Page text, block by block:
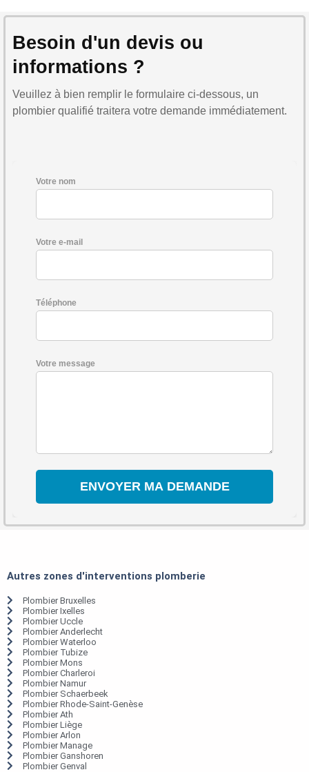
Besoin d'un devis ou
informations ?
Veuillez à bien remplir le formulaire ci-dessous, un
plombier qualifié traitera votre demande immédiatement.
Votre nom
Votre e-mail
Téléphone
Votre message
Autres zones d'interventions plomberie
Plombier Bruxelles
Plombier Ixelles
Plombier Uccle
Plombier Anderlecht
Plombier Waterloo
Plombier Tubize
Plombier Mons
Plombier Charleroi
Plombier Namur
Plombier Schaerbeek
Plombier Rhode-Saint-Genèse
Plombier Ath
Plombier Liège
Plombier Arlon
Plombier Manage
Plombier Ganshoren
Plombier Genval